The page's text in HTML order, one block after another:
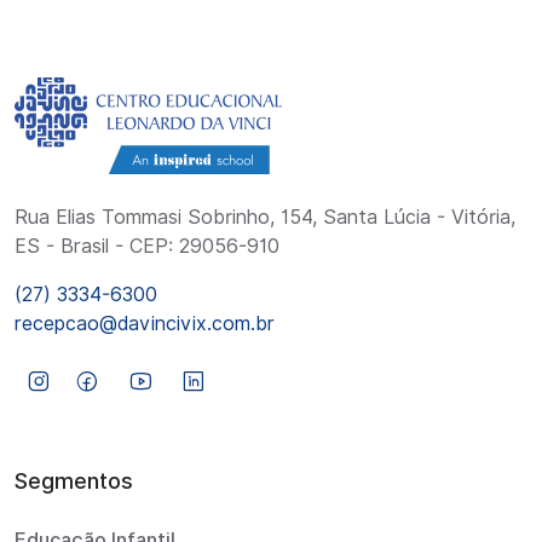
Rua Elias Tommasi Sobrinho, 154, Santa Lúcia - Vitória,
ES - Brasil - CEP: 29056-910
(27) 3334-6300
recepcao@davincivix.com.br
Segmentos